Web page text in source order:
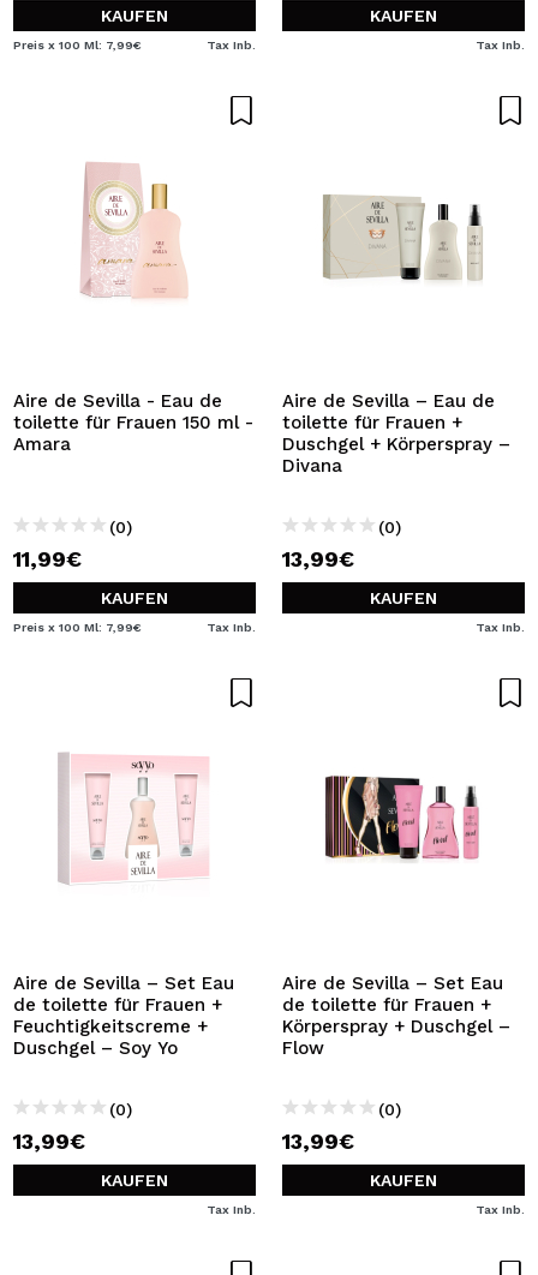
KAUFEN
Preis x 100 Ml: 7,99€ Tax Inb.
KAUFEN
Tax Inb.
Aire de Sevilla - Eau de
toilette für Frauen 150 ml -
Amara
(0)
11,99€
KAUFEN
Preis x 100 Ml: 7,99€ Tax Inb.
Aire de Sevilla – Eau de
toilette für Frauen +
Duschgel + Körperspray –
Divana
(0)
13,99€
KAUFEN
Tax Inb.
Aire de Sevilla – Set Eau
de toilette für Frauen +
Feuchtigkeitscreme +
Duschgel – Soy Yo
(0)
13,99€
KAUFEN
Tax Inb.
Aire de Sevilla – Set Eau
de toilette für Frauen +
Körperspray + Duschgel –
Flow
(0)
13,99€
KAUFEN
Tax Inb.